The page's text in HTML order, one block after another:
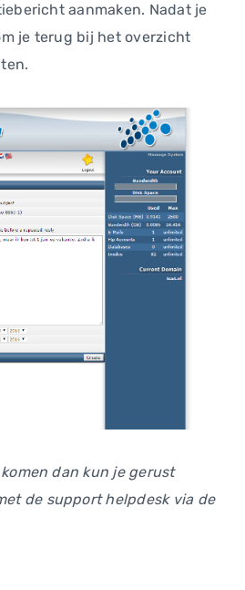
aanmaken. Nadat je
je terug bij het overzicht
dan kun je gerust
de support helpdesk via de